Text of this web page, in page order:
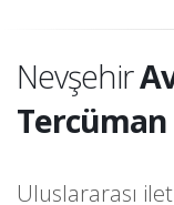
Nevşehir
Uluslararası